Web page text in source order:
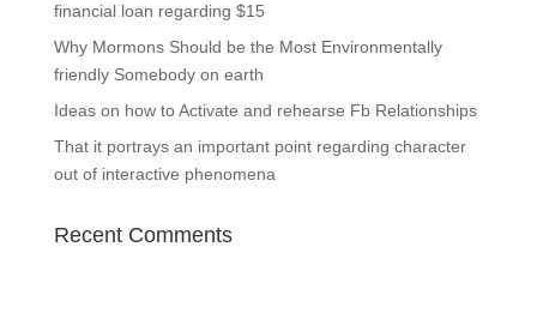
financial loan regarding $15
Why Mormons Should be the Most Environmentally
friendly Somebody on earth
Ideas on how to Activate and rehearse Fb Relationships
That it portrays an important point regarding character
out of interactive phenomena
Recent Comments